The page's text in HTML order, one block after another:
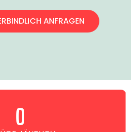
ANFRAGEN
0